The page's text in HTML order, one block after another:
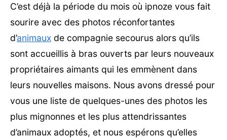
C’est déjà la période du mois où ipnoze vous fait
sourire avec des photos réconfortantes
d’animaux de compagnie secourus alors qu’ils
sont accueillis à bras ouverts par leurs nouveaux
propriétaires aimants qui les emmènent dans
leurs nouvelles maisons. Nous avons dressé pour
vous une liste de quelques-unes des photos les
plus mignonnes et les plus attendrissantes
d’animaux adoptés, et nous espérons qu’elles